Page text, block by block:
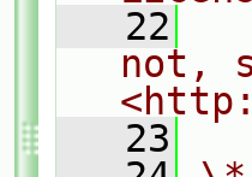
   22
not,
   23